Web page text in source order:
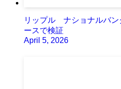
リップル ナショナルバン
ースで検証
April 5, 2026